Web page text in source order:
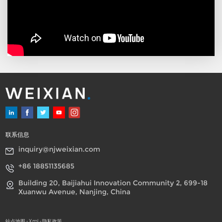
联系信息
inquiry@njweixian.com
+86 18851135685
Building 20, Baijiahui Innovation Community 2, 699-18
Xuanwu Avenue, Nanjing, China